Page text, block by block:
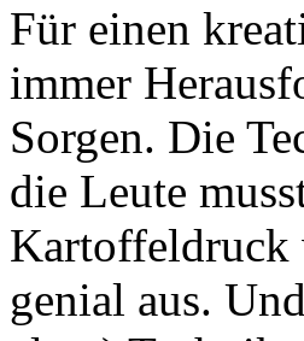
Für einen
immer
Sorgen. Die
die Leute
Kartoffeldruck
genial aus.